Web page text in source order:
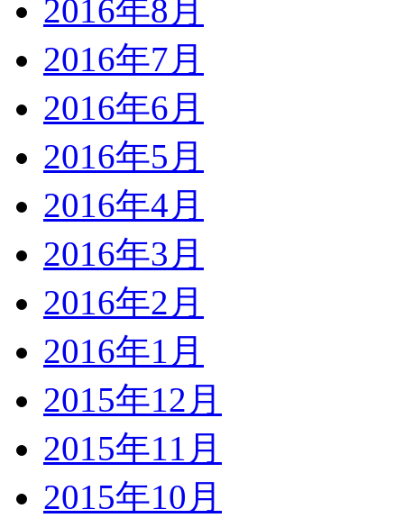
2016年8月
2016年7月
2016年6月
2016年5月
2016年4月
2016年3月
2016年2月
2016年1月
2015年12月
2015年11月
2015年10月